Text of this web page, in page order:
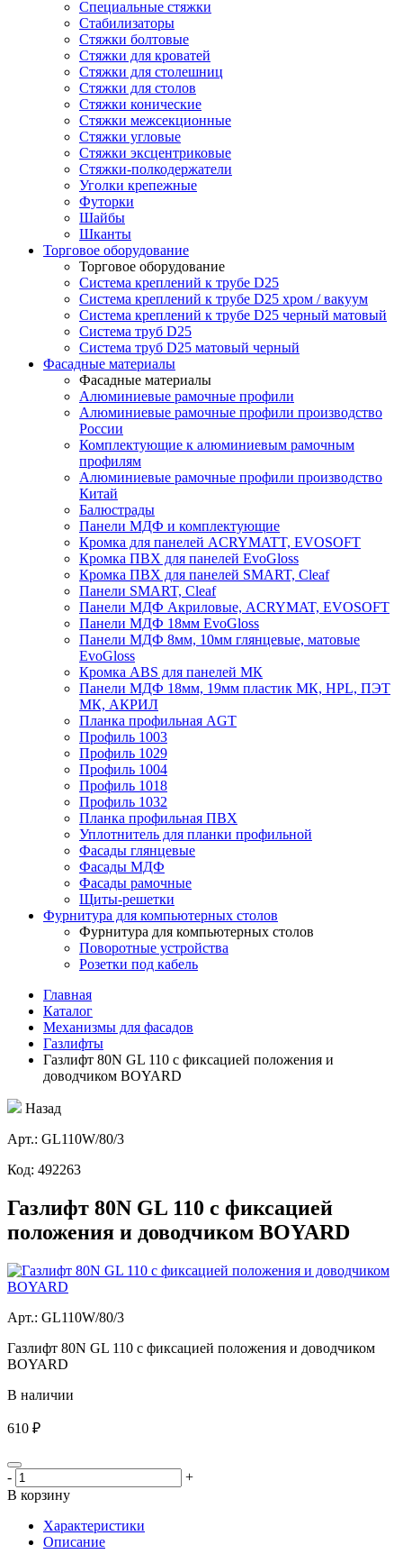
Специальные стяжки
Стабилизаторы
Стяжки болтовые
Стяжки для кроватей
Стяжки для столешниц
Стяжки для столов
Стяжки конические
Стяжки межсекционные
Стяжки угловые
Стяжки эксцентриковые
Стяжки-полкодержатели
Уголки крепежные
Футорки
Шайбы
Шканты
Торговое оборудование
Торговое оборудование
Система креплений к трубе D25
Система креплений к трубе D25 хром / вакуум
Система креплений к трубе D25 черный матовый
Система труб D25
Система труб D25 матовый черный
Фасадные материалы
Фасадные материалы
Алюминиевые рамочные профили
Алюминиевые рамочные профили производство
России
Комплектующие к алюминиевым рамочным
профилям
Алюминиевые рамочные профили производство
Китай
Балюстрады
Панели МДФ и комплектующие
Кромка для панелей ACRYMATT, EVOSOFT
Кромка ПВХ для панелей EvoGloss
Кромка ПВХ для панелей SMART, Cleaf
Панели SMART, Cleaf
Панели МДФ Акриловые, ACRYMAT, EVOSOFT
Панели МДФ 18мм EvoGloss
Панели МДФ 8мм, 10мм глянцевые, матовые
EvoGloss
Кромка ABS для панелей МК
Панели МДФ 18мм, 19мм пластик МК, HPL, ПЭТ
МК, АКРИЛ
Планка профильная AGT
Профиль 1003
Профиль 1029
Профиль 1004
Профиль 1018
Профиль 1032
Планка профильная ПВХ
Уплотнитель для планки профильной
Фасады глянцевые
Фасады МДФ
Фасады рамочные
Щиты-решетки
Фурнитура для компьютерных столов
Фурнитура для компьютерных столов
Поворотные устройства
Розетки под кабель
Главная
Каталог
Механизмы для фасадов
Газлифты
Газлифт 80N GL 110 с фиксацией положения и
доводчиком BOYARD
Назад
Aрт.: GL110W/80/3
Код: 492263
Газлифт 80N GL 110 с фиксацией
положения и доводчиком BOYARD
Aрт.: GL110W/80/3
Газлифт 80N GL 110 с фиксацией положения и доводчиком
BOYARD
В наличии
610 ₽
-
+
В корзину
Характеристики
Описание